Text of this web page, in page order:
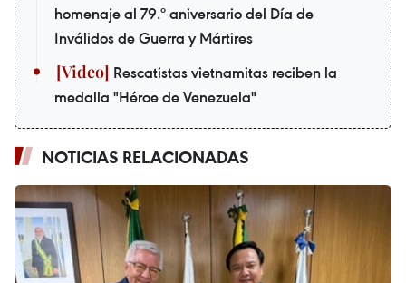
homenaje al 79.º aniversario del Día de
Inválidos de Guerra y Mártires
Rescatistas vietnamitas reciben la
medalla "Héroe de Venezuela"
NOTICIAS RELACIONADAS